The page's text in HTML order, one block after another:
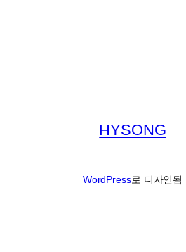
HYSONG
WordPress로 디자인됨